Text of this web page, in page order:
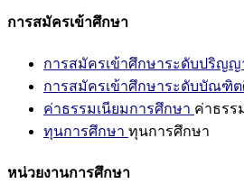
การสมัครเข้าศึกษา
การสมัครเข้าศึกษาระดับปริญ
การสมัครเข้าศึกษาระดับบัณฑิ
ค่าธรรมเนียมการศึกษา ค่าธรร
ทุนการศึกษา ทุนการศึกษา
หน่วยงานการศึกษา